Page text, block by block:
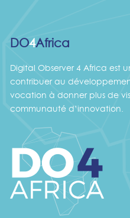
DO4Africa
Digital Observer 4 Africa est
contribuer au
vocation à donner plus de
communauté d’innovation.